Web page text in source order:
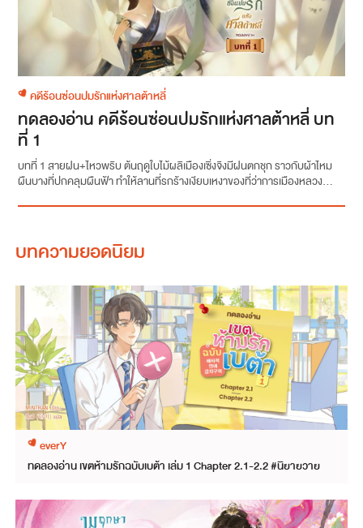
คดีร้อนซ่อนปมรักแห่งศาลต้าหลี่
ทดลองอ่าน คดีร้อนซ่อนปมรักแห่งศาลต้าหลี่ บท
ที่ 1
บทที่ 1 สายฝน+ไหวพริบ ต้นฤดูใบไม้ผลิเมืองเซิ่งจิงมีฝนตกชุก ราวกับผ้าไหม
ผืนบางที่ปกคลุมผืนฟ้า ทำให้ลานที่รกร้างเงียบเหงาของที่ว่าการเมืองหลวง...
บทความยอดนิยม
everY
ทดลองอ่าน เขตห้ามรักฉบับเบต้า เล่ม 1 Chapter 2.1-2.2 #นิยายวาย